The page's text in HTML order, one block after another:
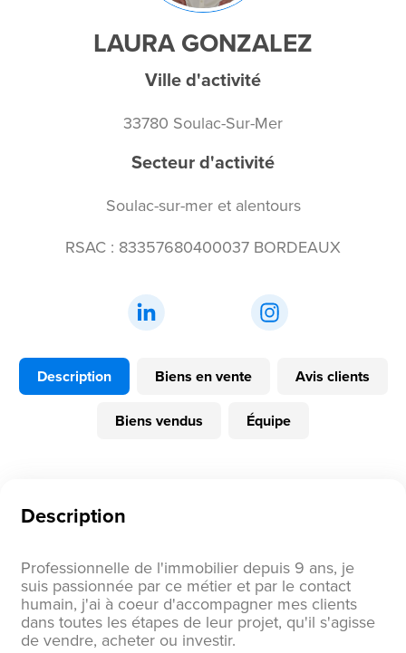
LAURA GONZALEZ
Ville d'activité
33780 Soulac-Sur-Mer
Secteur d'activité
Soulac-sur-mer et alentours
RSAC : 83357680400037 BORDEAUX
Description Biens en vente Avis clients
Biens vendus Équipe
Description
Professionnelle de l'immobilier depuis 9 ans, je
suis passionnée par ce métier et par le contact
humain, j'ai à coeur d'accompagner mes clients
dans toutes les étapes de leur projet, qu'il s'agisse
de vendre, acheter ou investir.